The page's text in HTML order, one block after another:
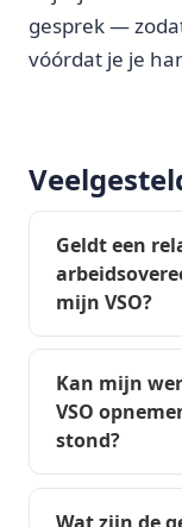
gesprek —
vóórdat je je
Geldt een
mijn VSO?
Kan mijn
VSO
stond?